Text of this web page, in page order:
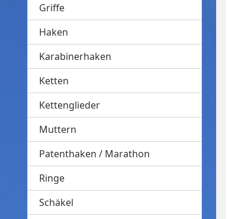
Griffe
Haken
Karabinerhaken
Ketten
Kettenglieder
Muttern
Patenthaken / Marathon
Ringe
Schäkel